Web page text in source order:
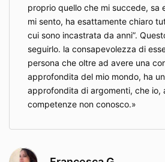
proprio quello che mi succede, sa
mi sento, ha esattamente chiaro
cui sono incastrata da anni”.
seguirlo. la consapevolezza di
persona che oltre ad avere una
approfondita del mio mondo, ha
approfondita di argomenti, che io,
competenze non conosco.